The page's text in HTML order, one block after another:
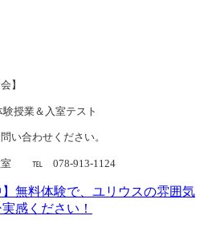
】
授業＆入室テスト
い合わせください。
078-913-1124